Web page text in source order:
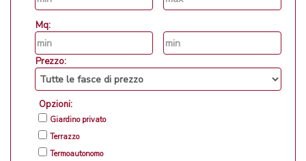
Mq:
Prezzo:
Opzioni:
Giardino privato
Terrazzo
Termoautonomo